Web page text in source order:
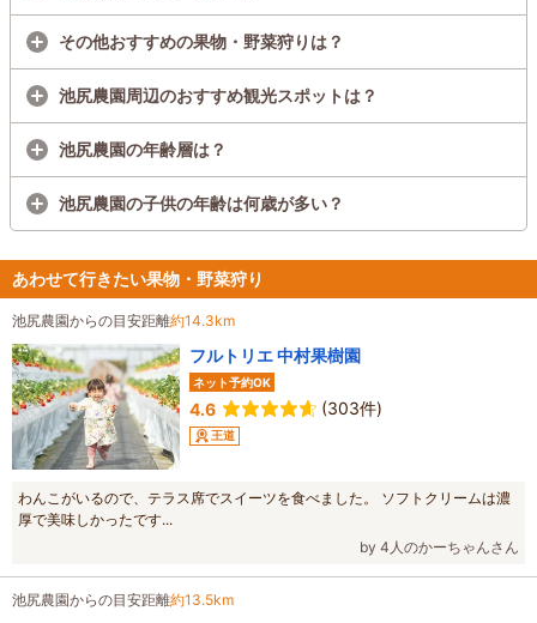
その他おすすめの果物・野菜狩りは？
池尻農園周辺のおすすめ観光スポットは？
池尻農園の年齢層は？
池尻農園の子供の年齢は何歳が多い？
あわせて行きたい果物・野菜狩り
池尻農園からの目安距離約14.3km
フルトリエ 中村果樹園
ネット予約OK
4.6 (303件)
王道
わんこがいるので、テラス席でスイーツを食べました。 ソフトクリームは濃
厚で美味しかったです...
by 4人のかーちゃんさん
池尻農園からの目安距離約13.5km